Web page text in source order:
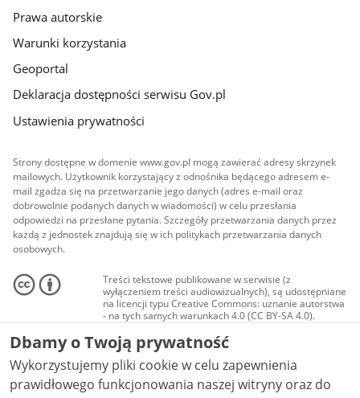
Prawa autorskie
Warunki korzystania
Geoportal
Deklaracja dostępności serwisu Gov.pl
Ustawienia prywatności
Strony dostępne w domenie www.gov.pl mogą zawierać adresy skrzynek
mailowych. Użytkownik korzystający z odnośnika będącego adresem e-
mail zgadza się na przetwarzanie jego danych (adres e-mail oraz
dobrowolnie podanych danych w wiadomości) w celu przesłania
odpowiedzi na przesłane pytania. Szczegóły przetwarzania danych przez
każdą z jednostek znajdują się w ich politykach przetwarzania danych
osobowych.
Treści tekstowe publikowane w serwisie (z
wyłączeniem treści audiowizualnych), są udostępniane
na licencji typu Creative Commons: uznanie autorstwa
- na tych samych warunkach 4.0 (CC BY-SA 4.0).
Materiały audiowizualne, w tym zdjęcia, materiały
audio i wideo, są udostępniane na licencji typu
Creative Commons: uznanie autorstwa użycie
niekomercyjne - bez utworów zależnych 4.0 (CC BY-
NC-ND 4.0), o ile nie jest to stwierdzone inaczej.
Dbamy o Twoją prywatność
Wykorzystujemy pliki cookie w celu zapewnienia
prawidłowego funkcjonowania naszej witryny oraz do